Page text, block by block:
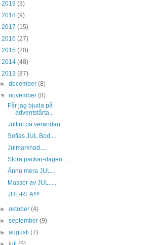
2019 (3)
2018 (9)
2017 (15)
2016 (27)
2015 (20)
2014 (48)
2013 (87)
►december(8)
▼november(8)
Får jag bjuda på
adventstårta...
Julfint på verandan.....
Sofias JUL Bod....
Julmarknad....
Stora packar-dagen......
Ännu mera JUL....
Massor av JUL.....
JUL-REA!!!!
►oktober(4)
►september(9)
►augusti(7)